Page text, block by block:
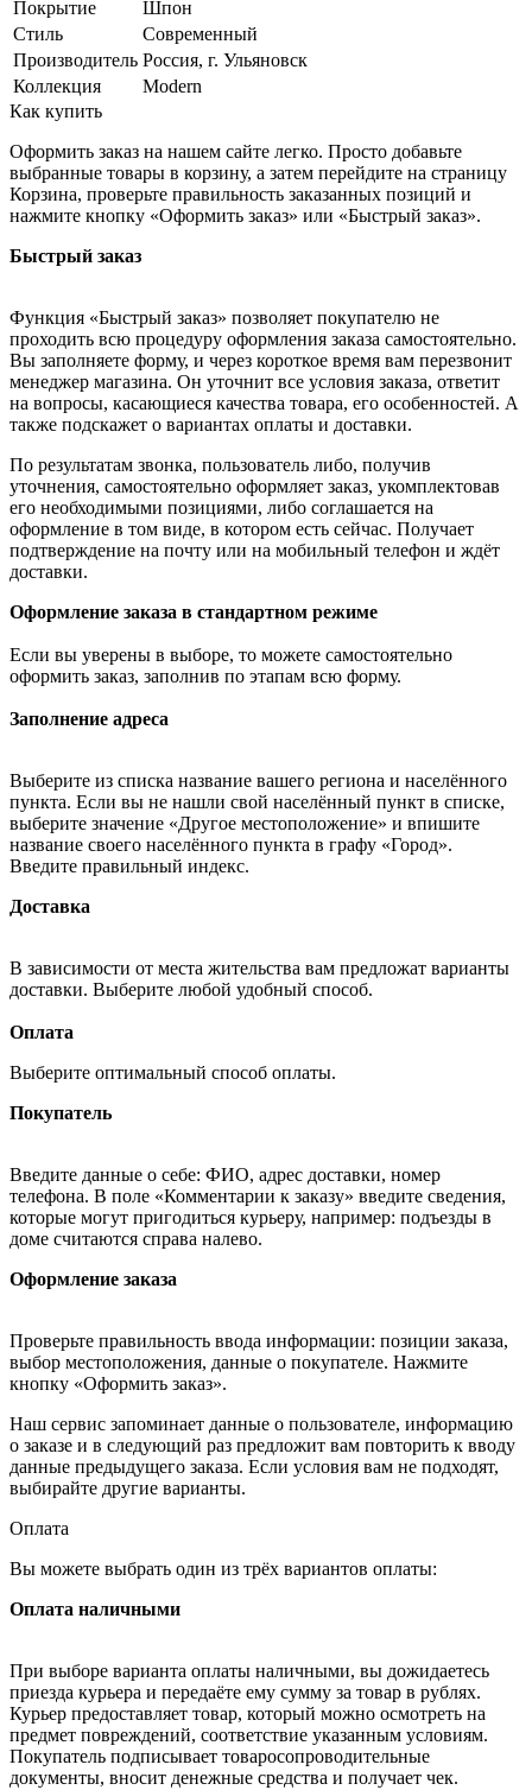
Покрытие
Шпон
Стиль
Современный
Производитель Россия, г. Ульяновск
Коллекция
Modern
Как купить
Оформить заказ на нашем сайте легко. Просто добавьте
выбранные товары в корзину, а затем перейдите на страницу
Корзина, проверьте правильность заказанных позиций и
нажмите кнопку «Оформить заказ» или «Быстрый заказ».
Быстрый заказ
Функция «Быстрый заказ» позволяет покупателю не
проходить всю процедуру оформления заказа самостоятельно.
Вы заполняете форму, и через короткое время вам перезвонит
менеджер магазина. Он уточнит все условия заказа, ответит
на вопросы, касающиеся качества товара, его особенностей. А
также подскажет о вариантах оплаты и доставки.
По результатам звонка, пользователь либо, получив
уточнения, самостоятельно оформляет заказ, укомплектовав
его необходимыми позициями, либо соглашается на
оформление в том виде, в котором есть сейчас. Получает
подтверждение на почту или на мобильный телефон и ждёт
доставки.
Оформление заказа в стандартном режиме
Если вы уверены в выборе, то можете самостоятельно
оформить заказ, заполнив по этапам всю форму.
Заполнение адреса
Выберите из списка название вашего региона и населённого
пункта. Если вы не нашли свой населённый пункт в списке,
выберите значение «Другое местоположение» и впишите
название своего населённого пункта в графу «Город».
Введите правильный индекс.
Доставка
В зависимости от места жительства вам предложат варианты
доставки. Выберите любой удобный способ.
Оплата
Выберите оптимальный способ оплаты.
Покупатель
Введите данные о себе: ФИО, адрес доставки, номер
телефона. В поле «Комментарии к заказу» введите сведения,
которые могут пригодиться курьеру, например: подъезды в
доме считаются справа налево.
Оформление заказа
Проверьте правильность ввода информации: позиции заказа,
выбор местоположения, данные о покупателе. Нажмите
кнопку «Оформить заказ».
Наш сервис запоминает данные о пользователе, информацию
о заказе и в следующий раз предложит вам повторить к вводу
данные предыдущего заказа. Если условия вам не подходят,
выбирайте другие варианты.
Оплата
Вы можете выбрать один из трёх вариантов оплаты:
Оплата наличными
При выборе варианта оплаты наличными, вы дожидаетесь
приезда курьера и передаёте ему сумму за товар в рублях.
Курьер предоставляет товар, который можно осмотреть на
предмет повреждений, соответствие указанным условиям.
Покупатель подписывает товаросопроводительные
документы, вносит денежные средства и получает чек.